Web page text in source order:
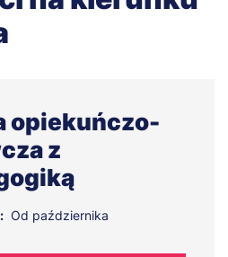
opiekuńczo-
z
Od października